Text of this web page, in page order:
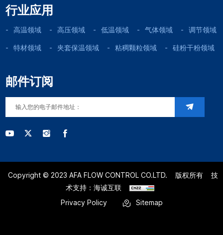
行业应用
高温领域 高压领域 低温领域 气体领域 调节领域
特材领域 夹套保温领域 粘稠颗粒领域 硅粉干粉领域
邮件订阅
Copyright © 2023 AFA FLOW CONTROL CO.LTD. 版权所有
技
术支持：海诚互联
Privacy Policy
Sitemap